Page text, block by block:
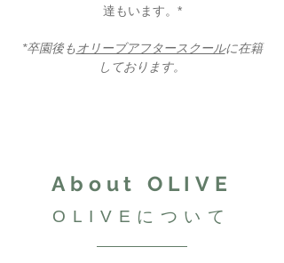
達もいます。*
*卒園後も オリーブアフタースクールに在籍
しております。
About OLIVE
OLIVEについて